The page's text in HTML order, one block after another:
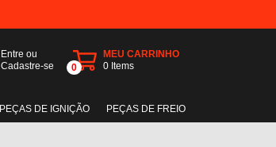
Entre ou
Cadastre-se
0
MEU CARRINHO
0 Items
PEÇAS DE IGNIÇÃO PEÇAS DE FREIO